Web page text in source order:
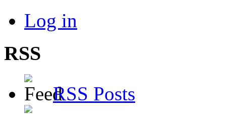
Log in
RSS
RSS Posts